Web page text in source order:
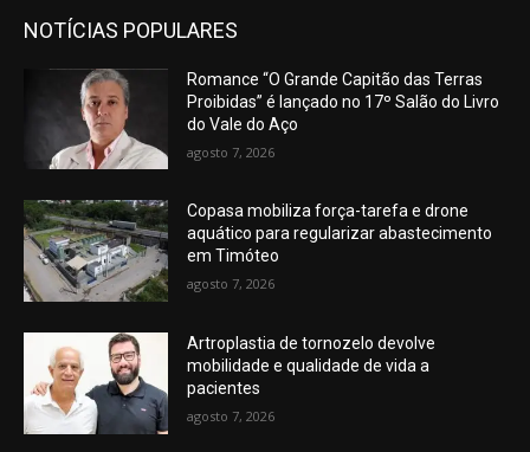
NOTÍCIAS POPULARES
Romance “O Grande Capitão das Terras
Proibidas” é lançado no 17º Salão do Livro
do Vale do Aço
agosto 7, 2026
Copasa mobiliza força-tarefa e drone
aquático para regularizar abastecimento
em Timóteo
agosto 7, 2026
Artroplastia de tornozelo devolve
mobilidade e qualidade de vida a
pacientes
agosto 7, 2026